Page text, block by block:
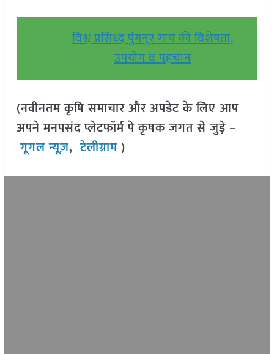
विश्व प्रसिध्द पुंगनूर गाय की विशेषता,
उपयोग व पहचान
(नवीनतम कृषि समाचार और अपडेट के लिए आप
अपने मनपसंद प्लेटफॉर्म पे कृषक जगत से जुड़े –
गूगल न्यूज़,टेलीग्राम )